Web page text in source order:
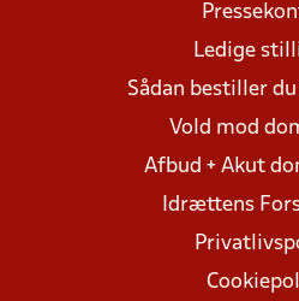
Ledige
Sådan bestiller
Vold mod
Afbud + Akut
Idrættens